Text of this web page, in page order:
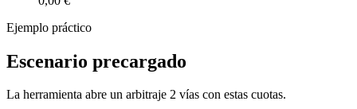
Ejemplo práctico
Escenario precargado
La herramienta abre un arbitraje 2 vías con estas cuotas.